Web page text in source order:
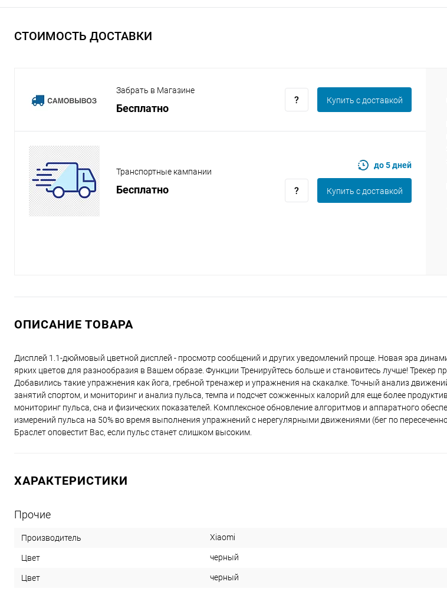
СТОИМОСТЬ ДОСТАВКИ
Забрать в Магазине
Бесплатно
Купить c доставкой
Транспортные кампании
Бесплатно
до 5 дней
Купить c доставкой
ОПИСАНИЕ ТОВАРА
Дисплей 1.1-дюймовый цветной дисплей - просмотр сообщений и других уведомлений проще. Новая эра
ярких цветов для разнообразия в Вашем образе. Функции Тренируйтесь больше и становитесь лучше! Трекер
Добавились такие упражнения как йога, гребной тренажер и упражнения на скакалке. Точный анализ
занятий спортом, и мониторинг и анализ пульса, темпа и подсчет сожженных калорий для еще более
мониторинг пульса, сна и физических показателей. Комплексное обновление алгоритмов и аппаратного
измерений пульса на 50% во время выполнения упражнений с нерегулярными движениями (бег по
Браслет оповестит Вас, если пульс станет слишком высоким.
ХАРАКТЕРИСТИКИ
Прочие
Производитель Xiaomi
Цвет черный
Цвет черный
25